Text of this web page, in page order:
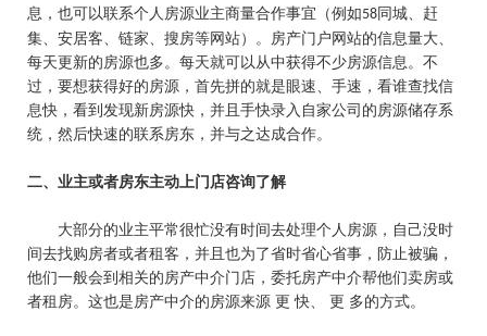
息，也可以联系个人房源业主商量合作事宜（例如58 同城、赶
集、安居客、链家、搜房等网站）。房产门户网站的信息量大、
每天更新的房源也多。每天就可以从中获得不少房源信息。不
过，要想获得好的房源，首先拼的就是眼速、手速，看谁查找信
息快，看到发现新房源快，并且手快录入自家公司的房源储存系
统，然后快速的联系房东，并与之达成合作。
二、业主或者房东主动上门店咨询了解
大部分的业主平常很忙没有时间去处理个人房源，自己没时
间去找购房者或者租客，并且也为了省时省心省事，防止被骗，
他们一般会到相关的房产中介门店，委托房产中介帮他们卖房或
者租房。这也是房产中介的房源来源 更 快、 更 多的方式。